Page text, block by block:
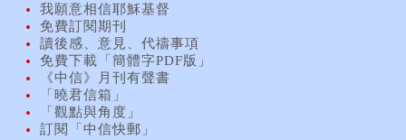
我願意相信耶穌基督
免費訂閱期刊
讀後感、意見、代禱事項
免費下載「簡體字PDF版」
《中信》月刊有聲書
「曉君信箱」
「觀點與角度」
訂閱「中信快郵」